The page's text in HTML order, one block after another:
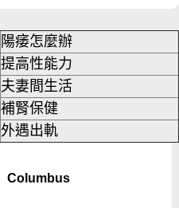
陽痿怎麼辦
提高性能力
夫妻間生活
補腎保健
外遇出軌